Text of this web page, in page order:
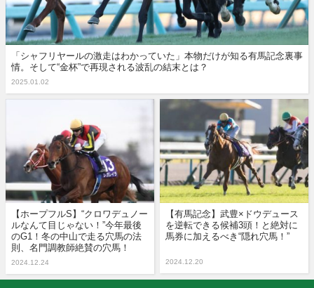
「シャフリヤールの激走はわかっていた」本物だけが知る有馬記念裏事
情。そして“金杯”で再現される波乱の結末とは？
2025.01.02
【ホープフルS】“クロワデュノー
ルなんて目じゃない！”今年最後
のG1！冬の中山で走る穴馬の法
則、名門調教師絶賛の穴馬！
2024.12.24
【有馬記念】武豊×ドウデュース
を逆転できる候補3頭！と絶対に
馬券に加えるべき“隠れ穴馬！”
2024.12.20